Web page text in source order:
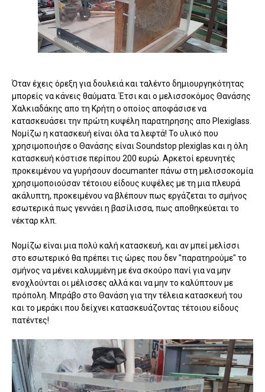
Όταν έχεις όρεξη για δουλειά και ταλέντο δημιουργηκότητας
μπορείς να κάνεις θαύματα. Έτσι και ο μελισσοκόμος Θανάσης
Χαλκιαδάκης απο τη Κρήτη ο οποίος αποφάσισε να
κατασκευάσει την πρώτη κυψέλη παρατηρησης απο Plexiglass.
Νομίζω η κατασκευή είναι όλα τα λεφτά! Το υλικό που
χρησιμοποιήσε ο Θανάσης είναι Soundstop plexiglas και η όλη
κατασκευή κόστισε περίπου 200 ευρώ. Αρκετοί ερευνητές
προκειμένου να γυρήσουν documanter πάνω στη μελισσοκομία
χρησιμοποιούσαν τέτοιου είδους κυψέλες με τη μια πλευρά
ακάλυπτη, προκειμένου να βλέπουν πως εργάζεται το σμήνος
εσωτερικά πως γεννάει η βασίλισσα, πως αποθηκεύεται το
νέκταρ κλπ.
Νομίζω είναι μια πολύ καλή κατασκευή, και αν μπεί μελίσσι
στο εσωτερικό θα πρέπει τις ώρες που δεν "παρατηρούμε" το
σμήνος να μένει καλυμμένη με ένα σκούρο πανί για να μην
ενοχλούνται οι μέλισσες αλλά και να μην το καλύπτουν με
πρόπολη. Μπράβο στο Θανάση για την τέλεια κατασκευή του
και το μεράκι που δείχνει κατασκευάζοντας τέτοιου είδους
πατέντες!